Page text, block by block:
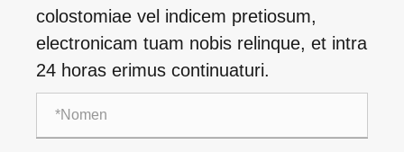
colostomiae vel indicem pretiosum,
electronicam tuam nobis relinque, et intra
24 horas erimus continuaturi.